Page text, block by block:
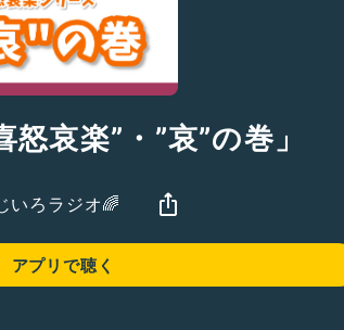
哀楽”・”哀”の巻」
いろラジオ🌈
アプリで聴く